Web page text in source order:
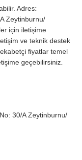
Adres:
Zeytinburnu/
için iletişime
ve teknik destek
fiyatlar temel
geçebilirsiniz.
30/A Zeytinburnu/